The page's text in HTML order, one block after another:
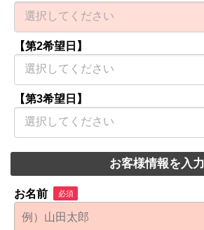
【第2希望日】
【第3希望日】
お客様情報を入力
お名前 必須